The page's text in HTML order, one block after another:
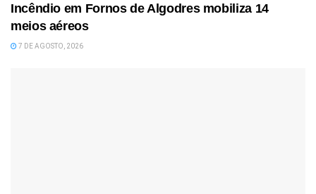
Incêndio em Fornos de Algodres mobiliza 14
meios aéreos
7 DE AGOSTO, 2026